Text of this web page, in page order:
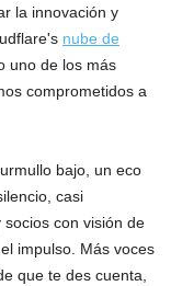
la innovación y
nube de
uno de los más
comprometidos a
bajo, un eco
casi
con visión de
impulso. Más voces
que te des cuenta,